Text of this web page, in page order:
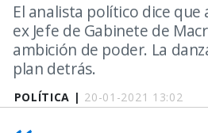
POLÍTICA | 20-01-2021 13:02
El analista político dice que
ex Jefe de Gabinete de
ambición de poder. La
plan detrás.